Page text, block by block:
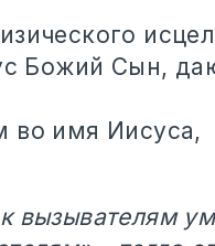
Божий Сын,
во имя Иисуса,
вызывателям